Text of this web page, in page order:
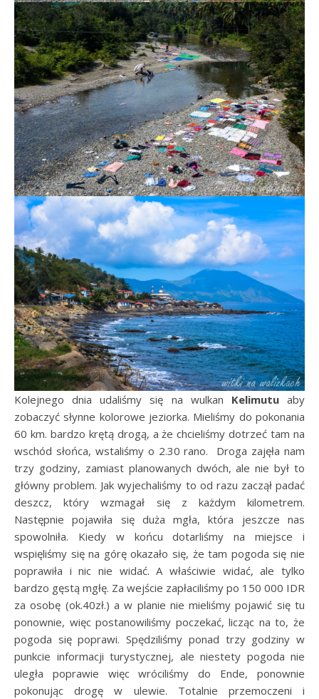
Kolejnego dnia udaliśmy się na wulkan Kelimutuaby
zobaczyć słynne kolorowe jeziorka. Mieliśmy do pokonania
60 km. bardzo krętą drogą, a że chcieliśmy dotrzeć tam na
wschód słońca, wstaliśmy o 2.30 rano. Droga zajęła nam
trzy godziny, zamiast planowanych dwóch, ale nie był to
główny problem. Jak wyjechaliśmy to od razu zaczął padać
deszcz, który wzmagał się z każdym kilometrem.
Następnie pojawiła się duża mgła, która jeszcze nas
spowolniła. Kiedy w końcu dotarliśmy na miejsce i
wspięliśmy się na górę okazało się, że tam pogoda się nie
poprawiła i nic nie widać. A właściwie widać, ale tylko
bardzo gęstą mgłę. Za wejście zapłaciliśmy po 150 000 IDR
za osobę (ok.40zł.) a w planie nie mieliśmy pojawić się tu
ponownie, więc postanowiliśmy poczekać, licząc na to, że
pogoda się poprawi. Spędziliśmy ponad trzy godziny w
punkcie informacji turystycznej, ale niestety pogoda nie
uległa poprawie więc wróciliśmy do Ende, ponownie
pokonując drogę w ulewie. Totalnie przemoczeni i